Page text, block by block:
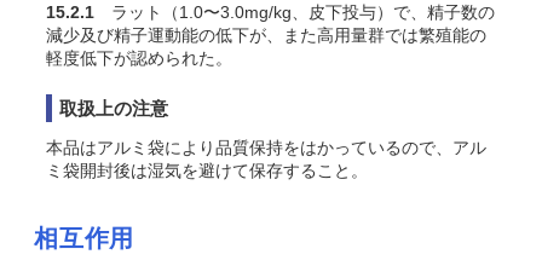
15.2.1 ラット（1.0〜3.0mg/kg、皮下投与）で、精子数の
減少及び精子運動能の低下が、また高用量群では繁殖能の
軽度低下が認められた 。
取扱上の注意
本品はアルミ袋により品質保持をはかっているので、アル
ミ袋開封後は湿気を避けて保存すること。
相互作用